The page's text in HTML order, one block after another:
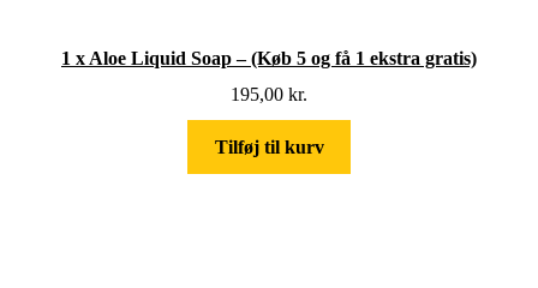
1 x Aloe Liquid Soap – (Køb 5 og få 1 ekstra gratis)
195,00 kr.
Tilføj til kurv